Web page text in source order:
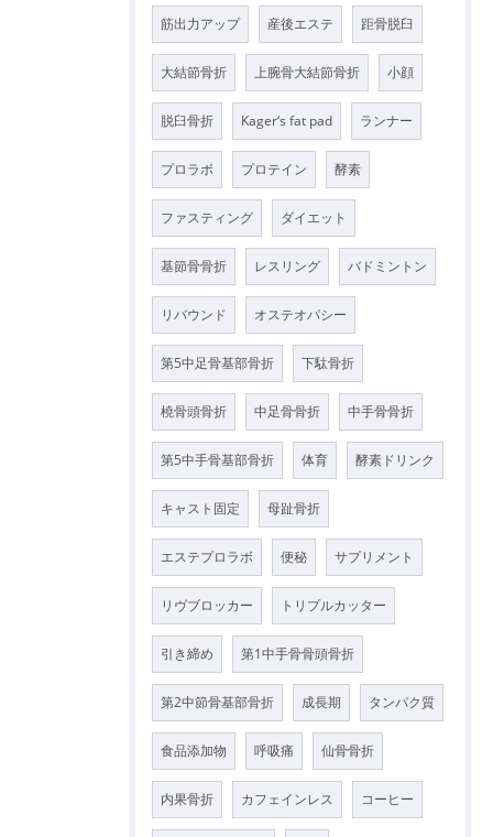
筋出力アップ 産後エステ 距骨脱臼
大結節骨折 上腕骨大結節骨折 小顔
脱臼骨折 Kager‘s fat pad ランナー
プロラボ プロテイン 酵素
ファスティング ダイエット
基節骨骨折 レスリング バドミントン
リバウンド オステオパシー
第5中足骨基部骨折 下駄骨折
橈骨頭骨折 中足骨骨折 中手骨骨折
第5中手骨基部骨折 体育 酵素ドリンク
キャスト固定 母趾骨折
エステプロラボ 便秘 サプリメント
リヴブロッカー トリプルカッター
引き締め 第1中手骨骨頭骨折
第2中節骨基部骨折 成長期 タンパク質
食品添加物 呼吸痛 仙骨骨折
内果骨折 カフェインレス コーヒー